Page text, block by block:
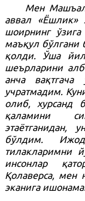
Мен Машъал
аввал «Ёшлик»
шоирнинг
маъқул бўлгани
қолди.
Ўша
шеърларини
анча
учратмадим.
олиб, хурсанд
қаламини
этаётганидан,
бўлдим.
тилакларимни
инсонлар
Қолаверса, мен
эканига